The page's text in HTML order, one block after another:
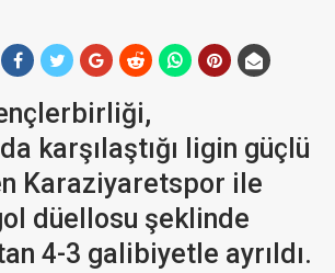
karşılaştığı ligin güçlü
Karaziyaretspor ile
düellosu şeklinde
4-3 galibiyetle ayrıldı.